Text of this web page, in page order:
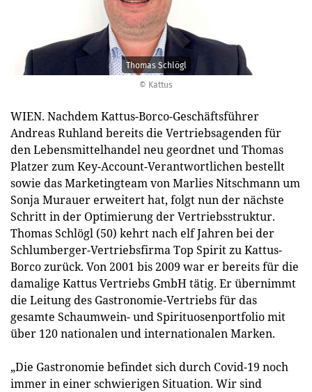
© Kattus
Thomas Schlögl
WIEN. Nachdem Kattus-Borco-Geschäftsführer
Andreas Ruhland bereits die Vertriebsagenden für
den Lebensmittelhandel neu geordnet und Thomas
Platzer zum Key-Account-Verantwortlichen bestellt
sowie das Marketingteam von Marlies Nitschmann um
Sonja Murauer erweitert hat, folgt nun der nächste
Schritt in der Optimierung der Vertriebsstruktur.
Thomas Schlögl (50) kehrt nach elf Jahren bei der
Schlumberger-Vertriebsfirma Top Spirit zu Kattus-
Borco zurück. Von 2001 bis 2009 war er bereits für die
damalige Kattus Vertriebs GmbH tätig. Er übernimmt
die Leitung des Gastronomie-Vertriebs für das
gesamte Schaumwein- und Spirituosenportfolio mit
über 120 nationalen und internationalen Marken.
„Die Gastronomie befindet sich durch Covid-19 noch
immer in einer schwierigen Situation. Wir sind